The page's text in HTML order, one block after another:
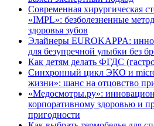
Современная хирургическая
«IMPL»: безболезненные
здоровья зубов
Элайнеры EUROKAPPA:
для безупречной улыбки без
Как детям делать ФГДС
Синхронный цикл ЭКО и
жизни»: шанс на отцовство
«Медосмотры.ру»:
корпоративному здоровью и
пригодности